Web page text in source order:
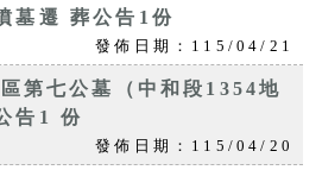
墓遷 葬公告1份
發佈日期：115/04/21
第七公墓（中和段1354地
告1 份
發佈日期：115/04/20